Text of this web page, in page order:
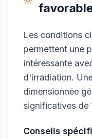
Les conditions
permettent une
intéressante
d'irradiation.
dimensionnée
significatives de
Conseils